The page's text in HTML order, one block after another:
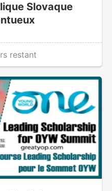
Slovaque
restant